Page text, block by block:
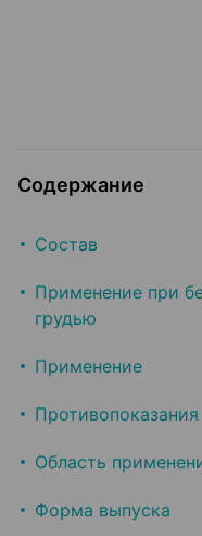
Содержание
Состав
Применение при
грудью
Применение
Противопоказания
Область
Форма выпуска